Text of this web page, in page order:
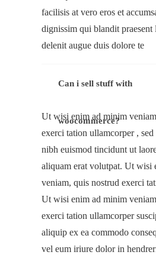
facilisis at vero eros et
dignissim qui blandit
delenit augue duis dolore te
Can i sell stuff with
woocommerce?
Ut wisi enim ad minim
exerci tation ullamcorper ,
nibh euismod tincidunt ut
aliquam erat volutpat. Ut wisi
veniam, quis nostrud exerci
Ut wisi enim ad minim
exerci tation ullamcorper
aliquip ex ea commodo
vel eum iriure dolor in